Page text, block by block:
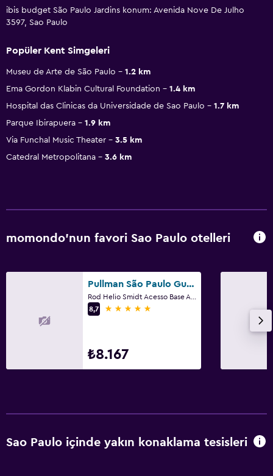
ibis budget São Paulo Jardins konum: Avenida Nove De Julho
3597, Sao Paulo
Popüler Kent Simgeleri
Museu de Arte de São Paulo
1.2 km
Ema Gordon Klabin Cultural Foundation
1.4 km
Hospital das Clinicas da Universidade de Sao Paulo
1.7 km
Parque Ibirapuera
1.9 km
Via Funchal Music Theater
3.5 km
Catedral Metropolitana
3.6 km
momondo'nun favori Sao Paulo otelleri
Pullman São Paulo Guarulhos Airport
8,7
5 yıldız
₺8.167
Sao Paulo içinde yakın konaklama tesisleri